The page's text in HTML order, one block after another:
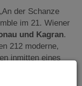
der Schanze
im 21. Wiener
und Kagran.
212 moderne,
inmitten eines
perfekte
und die Ruhe der